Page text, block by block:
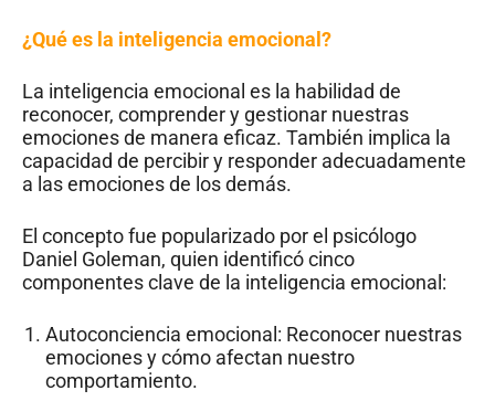
¿Qué es la inteligencia emocional?
La inteligencia emocional es la habilidad de
reconocer, comprender y gestionar nuestras
emociones de manera eficaz. También implica la
capacidad de percibir y responder adecuadamente
a las emociones de los demás.
El concepto fue popularizado por el psicólogo
Daniel Goleman, quien identificó cinco
componentes clave de la inteligencia emocional:
Autoconciencia emocional: Reconocer nuestras
emociones y cómo afectan nuestro
comportamiento.